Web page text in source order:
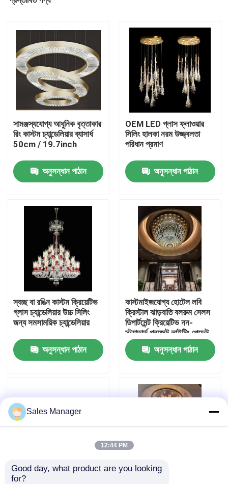
আমাদের সম্বন্ধে
কারখানা পরিদর্শন
গুণমান নিয়ন্ত্রণ
আমাদের সাথে যোগাযোগ
দুল চ্যান্ডেলাইয়ার লাইট
কাস্টম দুল লাইট
সামঞ্জস্যযোগ্য আধুনিক বৃত্তাকার
রিং কাস্টম চ্যান্ডেলিয়ার ব্যাসার্ধ
50cm / 19.7inch
অনুসন্ধান পাঠান
OEM LED গ্লাস ফ্লাওয়ার
সিলিং হালকা নরম উজ্জ্বলতা
পরিধান প্রমাণ
অনুসন্ধান পাঠান
স্বচ্ছ বা রঙিন কাস্টম ক্রিয়েটিভ
গ্লাস চ্যান্ডেলিয়ার উচ্চ সিলিং
জন্য সমসাময়িক চ্যান্ডেলিয়ার
অনুসন্ধান পাঠান
কাস্টমাইজযোগ্য হোটেল লবি
ক্রিস্টাল ঝাড়বাতি বলরুম সেলস
ডিপার্টমেন্ট ক্রিয়েটিভ নন-
স্ট্যান্ডার্ড প্রজেক্ট লাইটিং পেন্ডেন্ট
লাইটস
অনুসন্ধান পাঠান
হোয়াইট ম্যাগনোলিয়া ফুল গ্লাস
Sales Manager
12:44 PM
Good day, what product are you looking
for?